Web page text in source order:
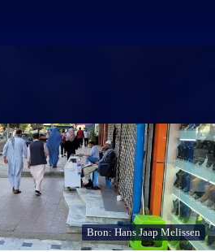
Bron: Hans Jaap Melissen